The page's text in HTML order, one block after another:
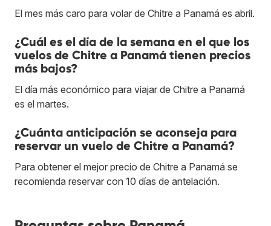
El mes más caro para volar de Chitre a Panamá es abril.
¿Cuál es el día de la semana en el que los
vuelos de Chitre a Panamá tienen precios
más bajos?
El día más económico para viajar de Chitre a Panamá
es el martes.
¿Cuánta anticipación se aconseja para
reservar un vuelo de Chitre a Panamá?
Para obtener el mejor precio de Chitre a Panamá se
recomienda reservar con 10 días de antelación.